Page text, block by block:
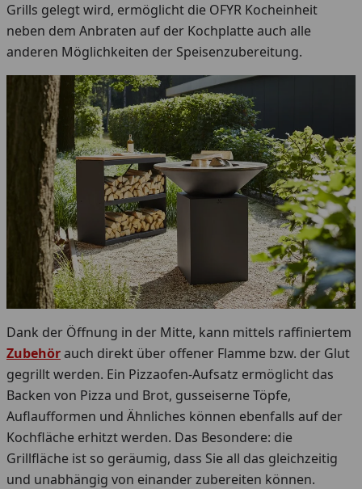
Grills gelegt wird, ermöglicht die OFYR Kocheinheit
neben dem Anbraten auf der Kochplatte auch alle
anderen Möglichkeiten der Speisenzubereitung.
Dank der Öffnung in der Mitte, kann mittels raffiniertem
Zubehörauch direkt über offener Flamme bzw. der Glut
gegrillt werden. Ein Pizzaofen-Aufsatz ermöglicht das
Backen von Pizza und Brot, gusseiserne Töpfe,
Auflaufformen und Ähnliches können ebenfalls auf der
Kochfläche erhitzt werden. Das Besondere: die
Grillfläche ist so geräumig, dass Sie all das gleichzeitig
und unabhängig von einander zubereiten können.